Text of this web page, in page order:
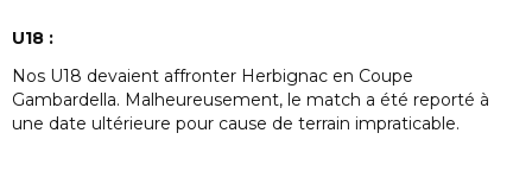
U18 :
Nos U18 devaient affronter Herbignac en Coupe
Gambardella. Malheureusement, le match a été reporté à
une date ultérieure pour cause de terrain impraticable.